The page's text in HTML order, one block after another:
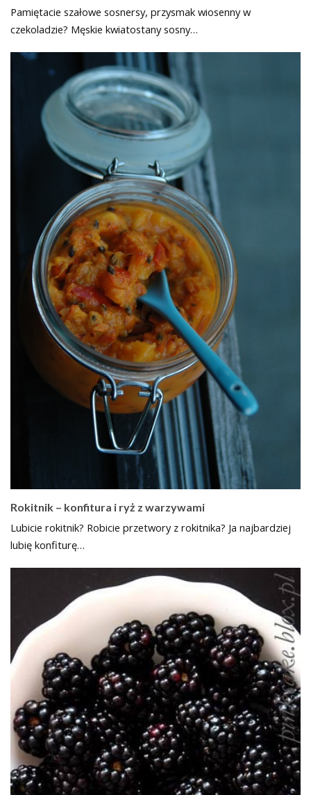
Pamiętacie szałowe sosnersy, przysmak wiosenny w
czekoladzie? Męskie kwiatostany sosny…
Rokitnik – konfitura i ryż z warzywami
Lubicie rokitnik? Robicie przetwory z rokitnika? Ja najbardziej
lubię konfiturę…